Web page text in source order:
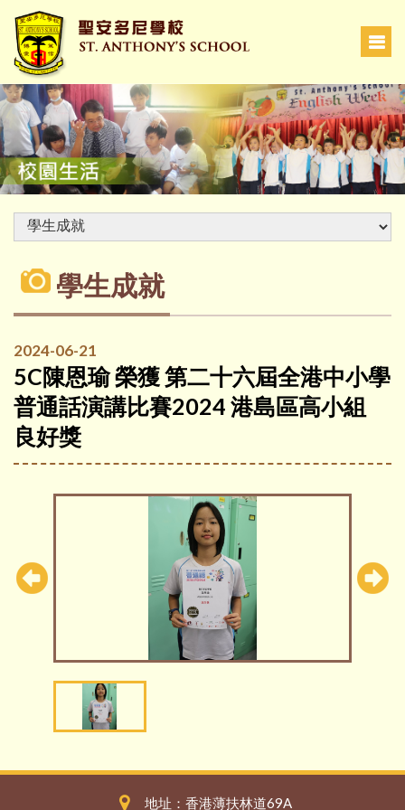
學生成就
2024-06-21
5C陳恩瑜 榮獲 第二十六屆全港中小學
普通話演講比賽2024 港島區高小組
良好獎
地址：香港薄扶林道69A